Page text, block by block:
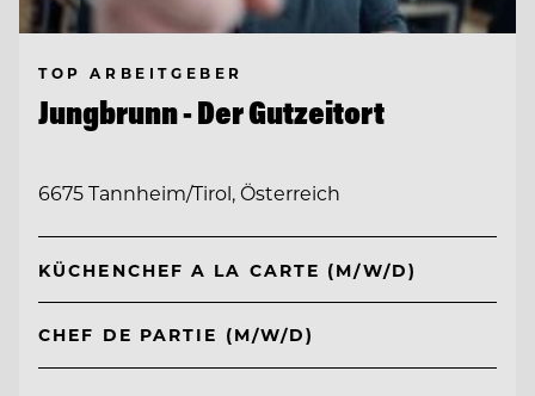
TOP ARBEITGEBER
Jungbrunn - Der Gutzeitort
6675 Tannheim/Tirol, Österreich
KÜCHENCHEF A LA CARTE (M/W/D)
CHEF DE PARTIE (M/W/D)